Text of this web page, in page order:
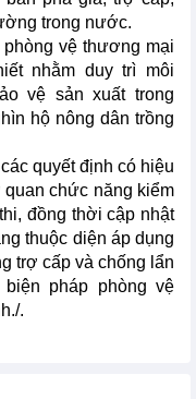
trong nước.
vệ thương mại
nhằm duy trì môi
vệ sản xuất trong
hộ nông dân trồng
quyết định có hiệu
chức năng kiểm
đồng thời cập nhật
thuộc diện áp dụng
trợ cấp và chống lẩn
pháp phòng vệ
.